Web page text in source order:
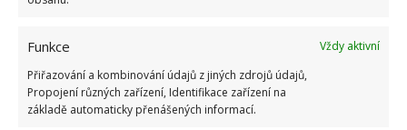
Funkce
Vždy aktivní
Přiřazování a kombinování údajů z jiných zdrojů údajů,
Propojení různých zařízení, Identifikace zařízení na
základě automaticky přenášených informací.
Máte ruce od barev? Než je začnete drhnout, potřete
ruce olejem a vmasírujte do pokožky. Teprve následně
běžte ruce umýt vodou a mýdlem. Barva půjde dolů